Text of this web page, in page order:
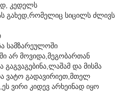
კედელს
გახედ,რომელიც სიცილს ძლივს
სამზარეულოში
არ მოვიდა,მეგობართან
და მისმა
ვატო გადავირიეთ,მთელ
ვირი კიდევ არხეინად იყო